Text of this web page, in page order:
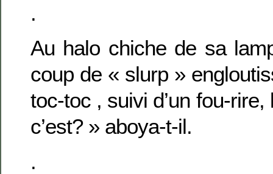
.
Au halo chiche de sa
coup de « slurp »
toc-toc , suivi d’un fou-
c’est? » aboya-t-il.
.